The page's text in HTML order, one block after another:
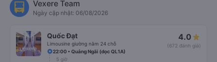
Vexere Team
Ngày cập nhật: 06/08/2026
Quốc Đạt
Limousine giường nằm 24 chỗ
4.0
(672 đánh giá)
22:00 • Quảng Ngãi (dọc QL1A)
5 giờ